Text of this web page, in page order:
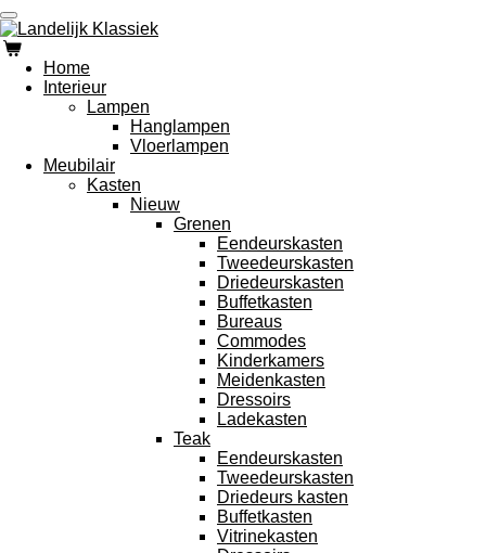
Ga
direct
naar
de
hoofdinhoud
Home
Interieur
Lampen
Hanglampen
Vloerlampen
Meubilair
Kasten
Nieuw
Grenen
Eendeurskasten
Tweedeurskasten
Driedeurskasten
Buffetkasten
Bureaus
Commodes
Kinderkamers
Meidenkasten
Dressoirs
Ladekasten
Teak
Eendeurskasten
Tweedeurskasten
Driedeurs kasten
Buffetkasten
Vitrinekasten